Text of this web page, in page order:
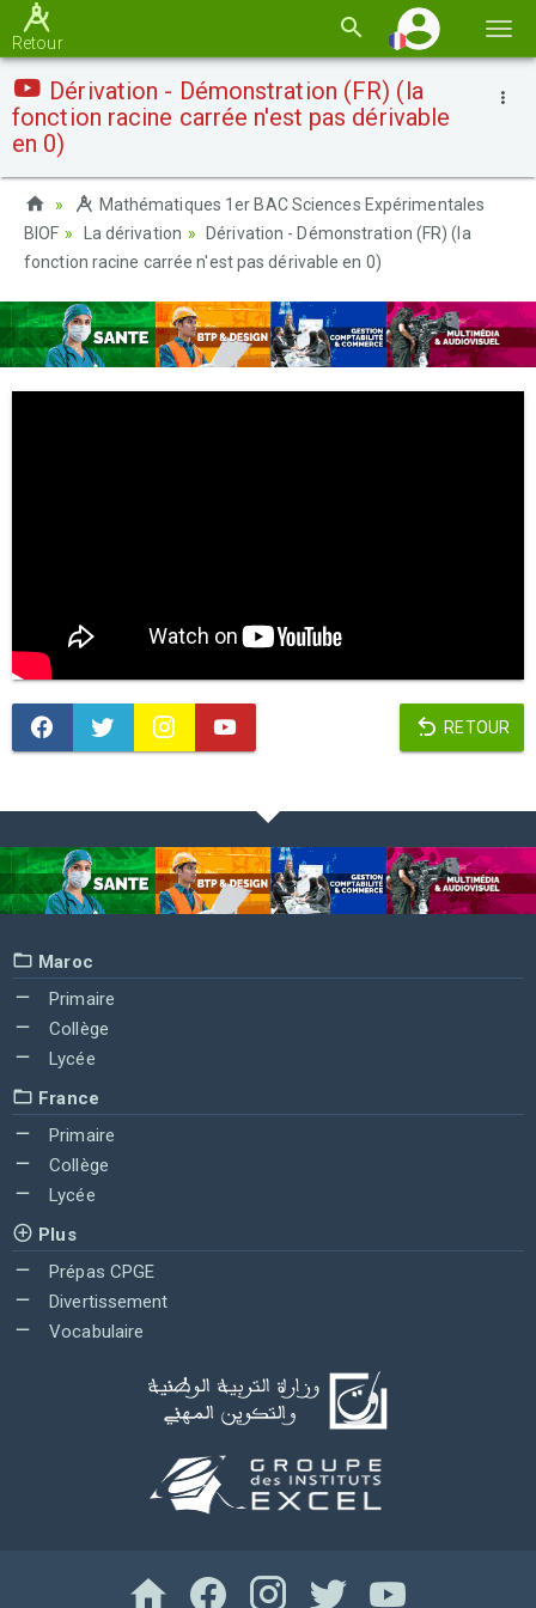
la
Retour
Dérivation - Démonstration (FR) (la
fonction racine carrée n'est pas dérivable
en 0)
Mathématiques 1er BAC Sciences Expérimentales
BIOF
La dérivation
Dérivation - Démonstration (FR) (la
fonction racine carrée n'est pas dérivable en 0)
RETOUR
Maroc
Primaire
Collège
Lycée
France
Primaire
Collège
Lycée
Plus
Prépas CPGE
Divertissement
Vocabulaire